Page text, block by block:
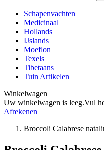
Schapenvachten
Medicinaal
Hollands
IJslands
Moeflon
Texels
Tibetaans
Tuin Artikelen
Winkelwagen
Uw winkelwagen is leeg.Vul
Afrekenen
Broccoli Calabrese